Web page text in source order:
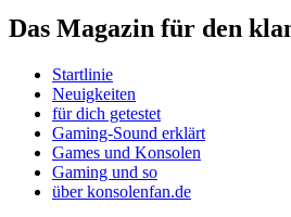
Das Magazin für den
Startlinie
Neuigkeiten
für dich getestet
Gaming-Sound erklärt
Games und Konsolen
Gaming und so
über konsolenfan.de